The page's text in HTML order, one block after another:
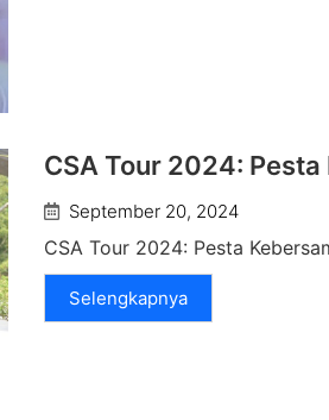
CSA Tour 2024:
September 20, 2024
CSA Tour 2024: Pesta
Selengkapnya